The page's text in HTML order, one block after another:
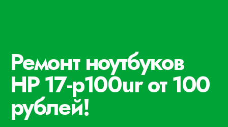
Ремонт ноутбуков
HP 17-p100ur от 100
рублей!